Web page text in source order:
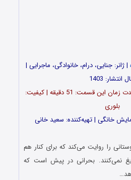
| ژانر: جنایی، درام، خانوادگی، ماجرایی |
انتشار: 1403
تعداد قسمت‌: … اپیزود | مدت زمان این قسمت: 51 دقیقه | کیفیت:
بلوری
خانگی | تهیه‌کننده: سعید خانی
را روایت می‌کند که برای کنار هم
نمی‌کنند. بحرانی در پیش است که